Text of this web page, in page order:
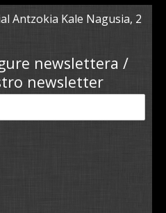
Antzokia Kale Nagusia, 2
newslettera /
newsletter